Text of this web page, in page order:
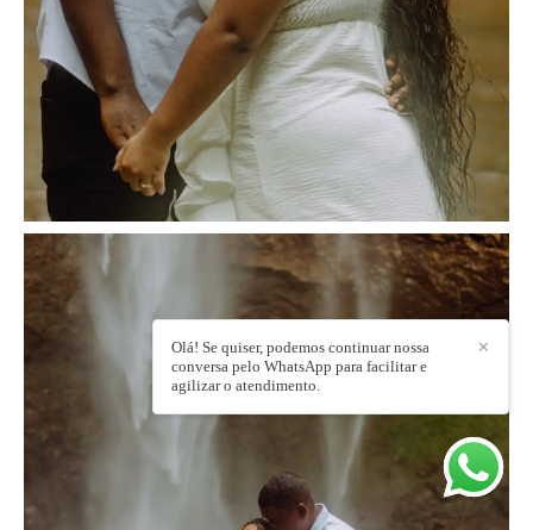
✕
Olá! Se quiser, podemos continuar nossa
conversa pelo WhatsApp para facilitar e
agilizar o atendimento.